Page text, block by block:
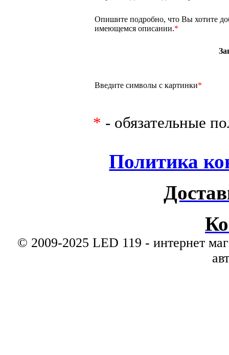
Опишите подробно, что Вы хотите
имеющемся описании.*
Введите символы с картинки*
* - обязательные
Политика
© 2009-2025 LED 119 - интернет